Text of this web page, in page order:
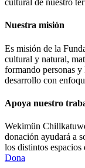
cultural de nuestro
Nuestra misión
Es misión de la
cultural y natural,
formando personas y
desarrollo con
Apoya nuestro
Wekimün
donación ayudará a
los distintos espacios
Dona